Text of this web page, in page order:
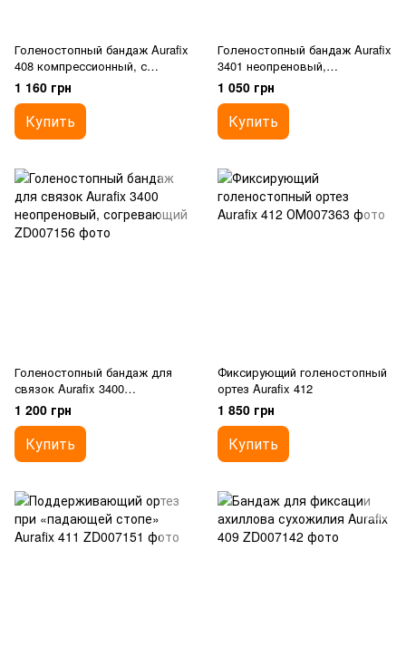
Голеностопный бандаж Aurafix
408 компрессионный, с
силиконовыми подушечками
1 160 грн
Купить
Голеностопный бандаж Aurafix
3401 неопреновый,
согревающий
1 050 грн
Купить
Голеностопный бандаж для
связок Aurafix 3400
неопреновый, согревающий
1 200 грн
Купить
Фиксирующий голеностопный
ортез Aurafix 412
1 850 грн
Купить